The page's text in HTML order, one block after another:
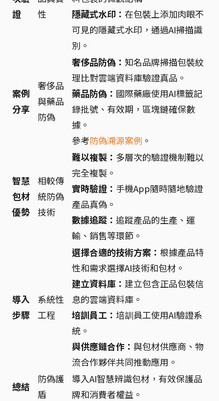
證
性
隱藏式水印： 在包裝上添加肉眼不
可見的隱藏式水印，通過AI掃描識
別。
案例
分享
奢侈品
與藥品
防偽
奢侈品防偽： 知名品牌掃描包裝紋
理比對雲端資料庫驗證真品。
藥品防偽： 國際藥廠使用AI標籤記
錄批號、有效期，區塊鏈確保數
據。
參考防偽溯源案例 。
智慧
包材
優勢
相較傳
統防偽
技術
難以複製： 多層次的驗證機制難以
完全複製。
實時驗證： 手機App隨時隨地驗證
產品真偽。
數據追蹤： 追蹤產品的生產、運
輸、銷售等環節。
導入
步驟
系統性
工程
選擇合適的技術方案： 根據產品特
性和需求選擇AI技術和包材。
建立資料庫： 建立包含正品包裝信
息的雲端資料庫。
培訓員工： 培訓員工使用AI驗證系
統。
與供應鏈合作： 與包材供應商、物
流合作夥伴共同推動應用。
總結
防偽護
盾
導入AI智慧辨識包材，有效保護品
牌和消費者權益。